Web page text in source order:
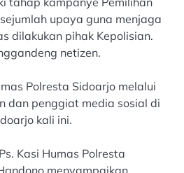
upaya guna menjaga
dilakukan pihak Kepolisian.
netizen.
Polresta Sidoarjo melalui
dan penggiat media sosial di
kali ini.
Kasi Humas Polresta